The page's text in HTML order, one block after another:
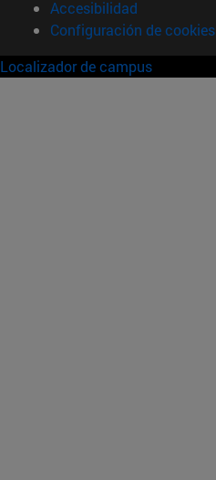
Accesibilidad
Configuración de cookies
Localizador de campus